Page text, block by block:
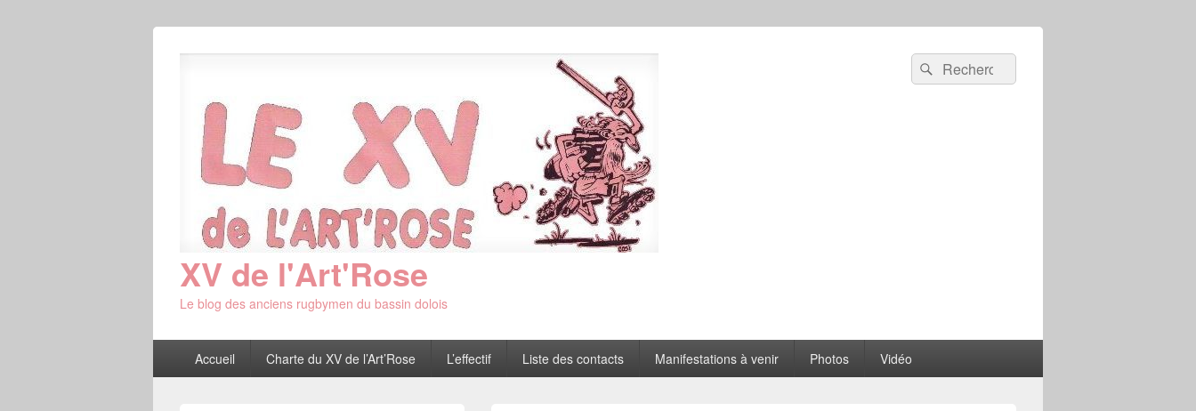
XV de l'Art'Rose
Le blog des anciens rugbymen du bassin dolois
Recherche :
Rechercher
principalAccueil Charte du XV de l’Art’Rose L’effectif Liste des contacts Manifestations à venir Photos Vidéo